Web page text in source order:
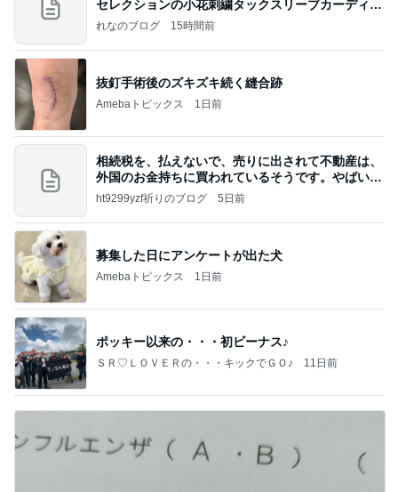
セレクションの小花刺繍タックスリーブカーディガ
ン
れなのブログ 15時間前
抜釘手術後のズキズキ続く縫合跡
Amebaトピックス 1日前
相続税を、払えないで、売りに出されて不動産は、
外国のお金持ちに買われているそうです。やばいで
すよ
ht9299yzf祈りのブログ 5日前
募集した日にアンケートが出た犬
Amebaトピックス 1日前
ポッキー以来の・・・初ビーナス♪
ＳＲ♡ＬＯＶＥＲの・・・キックでＧＯ♪ 11日前